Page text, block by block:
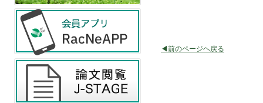
◀前のページヘ戻る